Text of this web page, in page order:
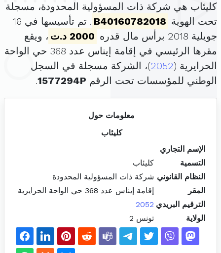
كليئاب هي شركة ذات المسؤولية المحدودة، مسجلة
تحت الهوية B40160782018
. تم تأسيسها في 16
جويلية 2018 برأس مال قدره
2000 د.ت
، ويقع
مقرها الرئيسي في إقامة إيناس عدد 368 حي الواحة
الحرايرية (2052)، الشركة مسجلة في السجل
الوطني للمؤسسات تحت الرقم 1577294P
.
معلومات حول
كليئاب
الإسم التجاري
التسمية
كليئاب
النظام القانوني شركة ذات المسؤولية المحدودة
المقر
إقامة إيناس عدد 368 حي الواحة الحرايرية
الترقيم البريدي 2052
الولاية
تونس 2